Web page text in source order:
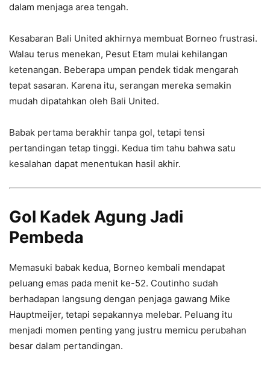
dalam menjaga area tengah.
Kesabaran Bali United akhirnya membuat Borneo frustrasi.
Walau terus menekan, Pesut Etam mulai kehilangan
ketenangan. Beberapa umpan pendek tidak mengarah
tepat sasaran. Karena itu, serangan mereka semakin
mudah dipatahkan oleh Bali United.
Babak pertama berakhir tanpa gol, tetapi tensi
pertandingan tetap tinggi. Kedua tim tahu bahwa satu
kesalahan dapat menentukan hasil akhir.
Gol Kadek Agung Jadi
Pembeda
Memasuki babak kedua, Borneo kembali mendapat
peluang emas pada menit ke-52. Coutinho sudah
berhadapan langsung dengan penjaga gawang Mike
Hauptmeijer, tetapi sepakannya melebar. Peluang itu
menjadi momen penting yang justru memicu perubahan
besar dalam pertandingan.